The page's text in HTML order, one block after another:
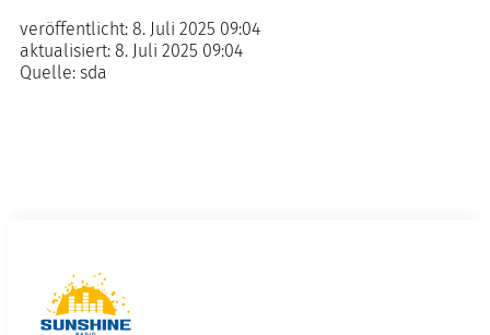
Quelle: sda
veröffentlicht: 8. Juli 2025 09:04
aktualisiert: 8. Juli 2025 09:04